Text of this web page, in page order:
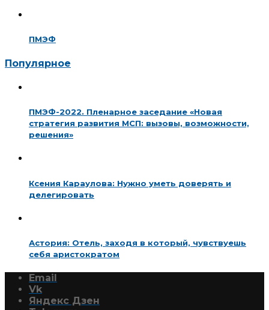
ПМЭФ
Популярное
ПМЭФ-2022. Пленарное заседание «Новая
стратегия развития МСП: вызовы, возможности,
решения»
Ксения Караулова: Нужно уметь доверять и
делегировать
Астория: Отель, заходя в который, чувствуешь
себя аристократом
Email
Vk
Яндекс Дзен